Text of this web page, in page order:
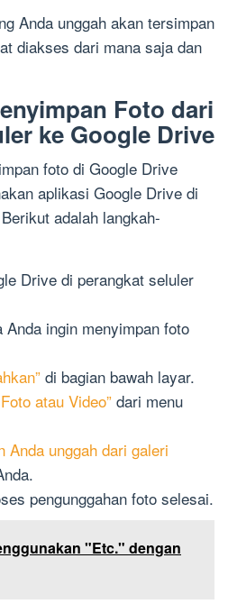
Anda unggah akan tersimpan
diakses dari mana saja dan
Foto dari
ke Google Drive
foto di Google Drive
aplikasi Google Drive di
adalah langkah-
Drive di perangkat seluler
ingin menyimpan foto
di bagian bawah layar.
Foto atau Video” dari menu
Anda unggah dari galeri
pengunggahan foto selesai.
"Etc." dengan